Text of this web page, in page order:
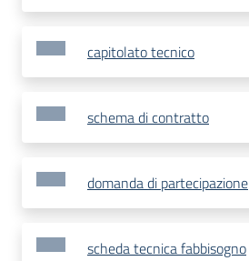
capitolato tecnico
schema di contratto
domanda di partecipazione
scheda tecnica fabbisogno